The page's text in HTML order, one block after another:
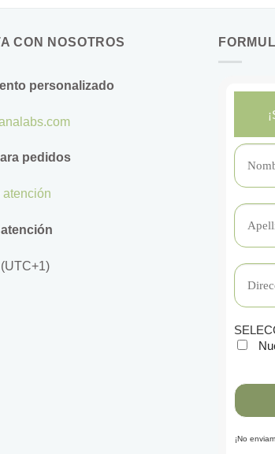
CON NOSOTROS
personalizado
pedidos
atención
¡No